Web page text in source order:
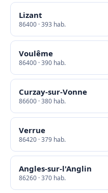
Lizant
86400 · 393 hab.
Voulême
86400 · 390 hab.
Curzay-sur-Vonne
86600 · 380 hab.
Verrue
86420 · 379 hab.
Angles-sur-l'Anglin
86260 · 370 hab.